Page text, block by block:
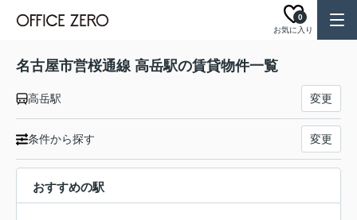
お気に入り
0
名古屋市営桜通線 高岳駅の賃貸物件一覧
高岳駅 変更
条件から探す 変更
おすすめの駅